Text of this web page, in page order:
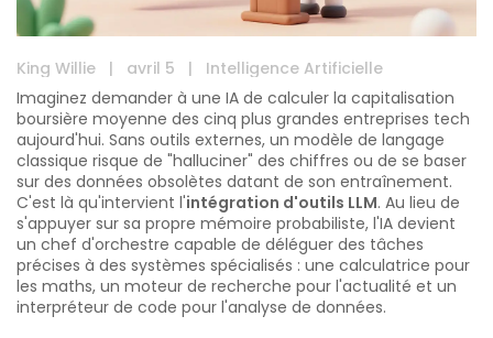
King Willie | avril 5 |
Intelligence Artificielle
Imaginez demander à une IA de calculer la capitalisation
boursière moyenne des cinq plus grandes entreprises tech
aujourd'hui. Sans outils externes, un modèle de langage
classique risque de "halluciner" des chiffres ou de se baser
sur des données obsolètes datant de son entraînement.
C'est là qu'intervient l'intégration d'outils LLM. Au lieu de
s'appuyer sur sa propre mémoire probabiliste, l'IA devient
un chef d'orchestre capable de déléguer des tâches
précises à des systèmes spécialisés : une calculatrice pour
les maths, un moteur de recherche pour l'actualité et un
interpréteur de code pour l'analyse de données.